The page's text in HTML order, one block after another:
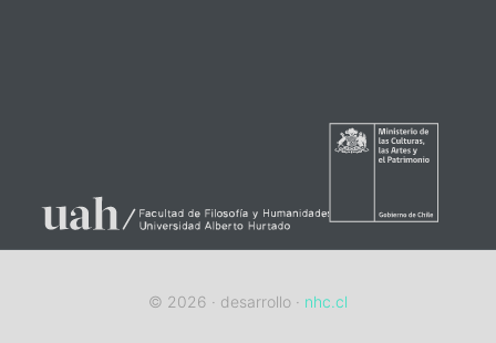
© 2026 · desarrollo · nhc.cl